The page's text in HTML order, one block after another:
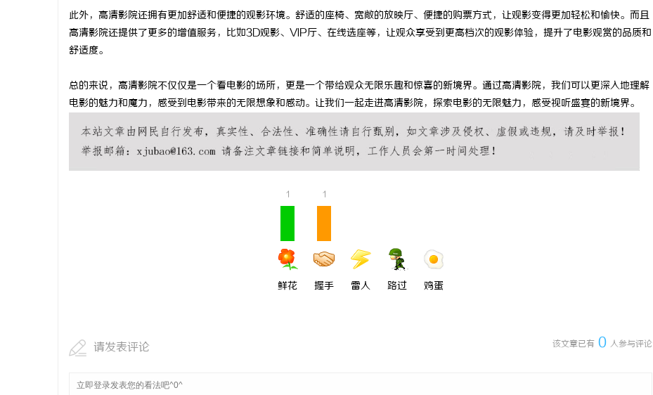
此外，高清影院还拥有更加舒适和便捷的观影环境。舒适的座椅、宽敞的放映厅、便捷的购票方式，让观影变得更加轻松和愉快。而且
高清影院还提供了更多的增值服务，比如3D观影、VIP厅、在线选座等，让观众享受到更高档次的观影体验，提升了电影观赏的品质和
舒适度。
总的来说，高清影院不仅仅是一个看电影的场所，更是一个带给观众无限乐趣和惊喜的新境界。通过高清影院，我们可以更深入地理解
电影的魅力和魔力，感受到电影带来的无限想象和感动。让我们一起走进高清影院，探索电影的无限魅力，感受视听盛宴的新境界。
1
鲜花
1
握手 雷人 路过 鸡蛋
该文章已有 0 人参与评论
请发表评论
开店最怕“搜不到”为什么隔壁店铺没花钱， 全面解析分类信息网的功能与发展趋势